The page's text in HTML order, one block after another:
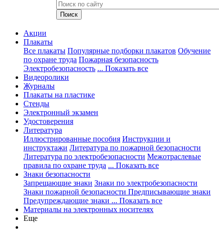
Акции
Плакаты
Все плакаты Популярные подборки плакатов Обучение
по охране труда Пожарная безопасность
Электробезопасность ... Показать все
Видеоролики
Журналы
Плакаты на пластике
Стенды
Электронный экзамен
Удостоверения
Литература
Иллюстрированные пособия Инструкции и
инструктажи Литература по пожарной безопасности
Литература по электробезопасности Межотраслевые
правила по охране труда ... Показать все
Знаки безопасности
Запрещающие знаки Знаки по электробезопасности
Знаки пожарной безопасности Предписывающие знаки
Предупреждающие знаки ... Показать все
Материалы на электронных носителях
Еще